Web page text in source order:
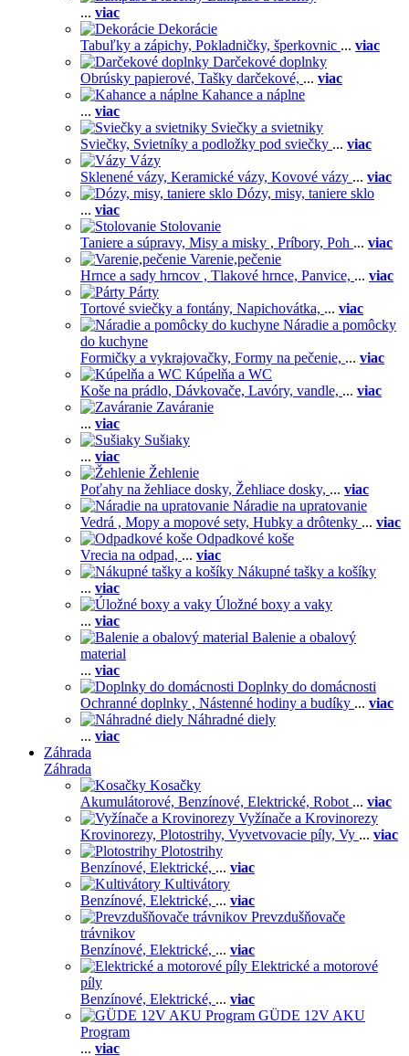
... viac
Dekorácie
Tabuľky a zápichy, Pokladničky, šperkovnic ... viac
Darčekové doplnky
Obrúsky papierové, Tašky darčekové, ... viac
Kahance a náplne
... viac
Sviečky a svietniky
Sviečky, Svietníky a podložky pod sviečky ... viac
Vázy
Sklenené vázy, Keramické vázy, Kovové vázy ... viac
Dózy, misy, taniere sklo
... viac
Stolovanie
Taniere a súpravy, Misy a misky , Príbory, Poh ... viac
Varenie,pečenie
Hrnce a sady hrncov , Tlakové hrnce, Panvice, ... viac
Párty
Tortové sviečky a fontány, Napichovátka, ... viac
Náradie a pomôcky
do kuchyne
Formičky a vykrajovačky, Formy na pečenie, ... viac
Kúpelňa a WC
Koše na prádlo, Dávkovače, Lavóry, vandle, ... viac
Zaváranie
... viac
Sušiaky
... viac
Žehlenie
Poťahy na žehliace dosky, Žehliace dosky, ... viac
Náradie na upratovanie
Vedrá , Mopy a mopové sety, Hubky a drôtenky ... viac
Odpadkové koše
Vrecia na odpad, ... viac
Nákupné tašky a košíky
... viac
Úložné boxy a vaky
... viac
Balenie a obalový
material
... viac
Doplnky do domácnosti
Ochranné doplnky , Nástenné hodiny a budíky ... viac
Náhradné diely
... viac
Záhrada
Záhrada
Kosačky
Akumulátorové, Benzínové, Elektrické, Robot ... viac
Vyžínače a Krovinorezy
Krovinorezy, Plotostrihy, Vyvetvovacie píly, Vy ... viac
Plotostrihy
Benzínové, Elektrické, ... viac
Kultivátory
Benzínové, Elektrické, ... viac
Prevzdušňovače
trávnikov
Benzínové, Elektrické, ... viac
Elektrické a motorové
píly
Benzínové, Elektrické, ... viac
GÜDE 12V AKU
Program
... viac